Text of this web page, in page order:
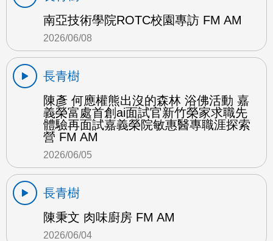
南亞技術學院ROTC校園專訪 FM AM
2026/06/08
長青樹
陳彥 何應權熊出沒的森林 浴佛活動 嘉
義榮富處首創ai面試官新竹榮家求職先
體驗再面試嘉義榮院敏惠醫專職涯探索
營 FM AM
2026/06/05
長青樹
陳秉文 肉味廚房 FM AM
2026/06/04